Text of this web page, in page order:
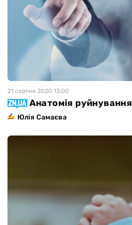
21 серпня 2020 13:00
Анатомія руйнування
Юлiя Самаєва